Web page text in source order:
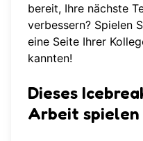
bereit, Ihre nächste
verbessern? Spielen
eine Seite Ihrer
kannten!
Dieses
Arbeit spielen